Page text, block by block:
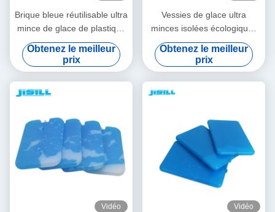
Brique bleue réutilisable ultra
mince de glace de plastique
de vessie de glace de gel
avec l'approbation de la
CE/FDA
Obtenez le meilleur
prix
Vessies de glace ultra
minces isolées écologiques
non toxiques avec le gel de
refroidissement pour le sac
de déjeuner
Obtenez le meilleur
prix
Vidéo Vidéo